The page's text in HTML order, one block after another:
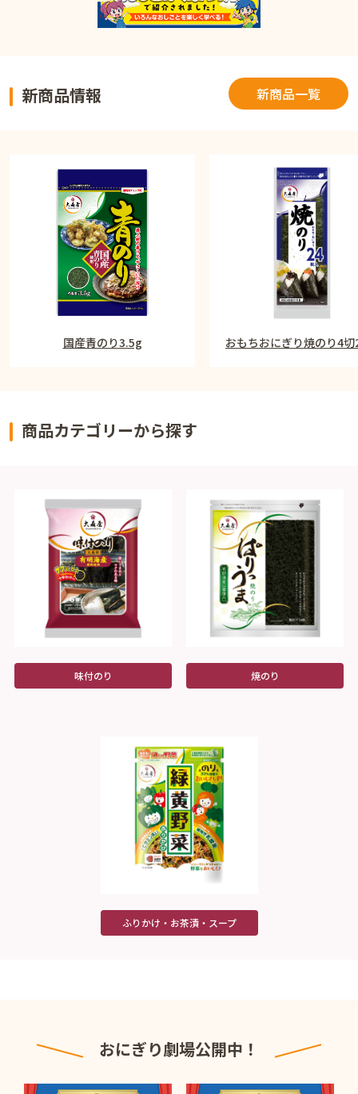
新商品情報
国産青のり3.5g おもちおにぎり焼のり4
新商品一覧
商品カテゴリーから探す
味付のり 焼のり
ふりかけ・お茶漬・スープ
おにぎり劇場公開中！